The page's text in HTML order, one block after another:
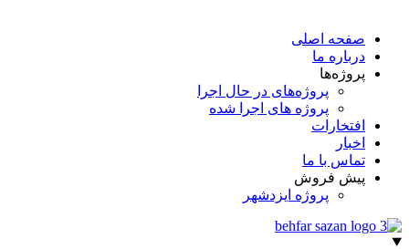
صفحه اصلی
درباره ما
پروژه‌ها
پروژه‌های در حال اجرا
پروژه های اجرا شده
افتخارات
اخبار
تماس با ما
پیش فروش
پروژه ایزدشهر